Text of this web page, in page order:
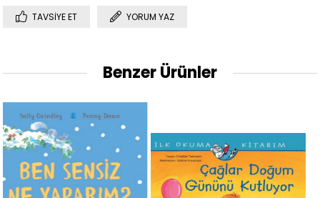
TAVSIYE ET YORUM YAZ
Benzer Ürünler